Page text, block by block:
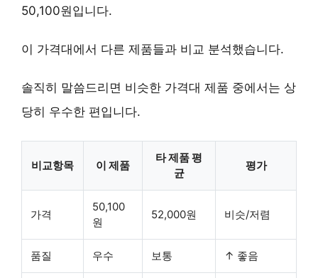
50,100원입니다.
이 가격대에서 다른 제품들과 비교 분석했습니다.
솔직히 말씀드리면 비슷한 가격대 제품 중에서는 상
당히 우수한 편입니다.
비교항목 이 제품
타 제품 평
균
평가
가격
50,100
원
52,000원 비슷/저렴
품질 우수 보통 ↑ 좋음